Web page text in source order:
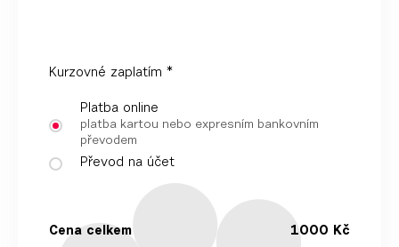
Kurzovné zaplatím *
Platba online
platba kartou nebo expresním bankovním
převodem
Převod na účet
Cena celkem 1000 Kč